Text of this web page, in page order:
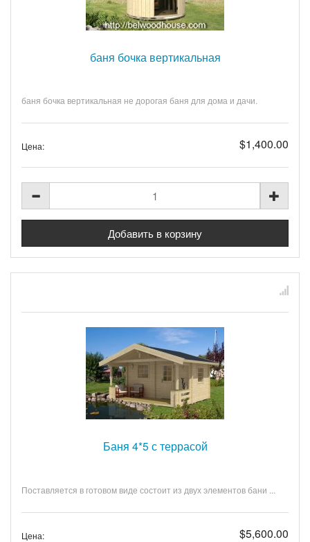
баня бочка вертикальная
баня бочка вертикальная не дорогая баня для дома и дачи.
Цена: $1,400.00
Баня 4*5 с террасой
Поставляется в готовом виде состоит из двух элементов бани ...
Цена: $5,600.00